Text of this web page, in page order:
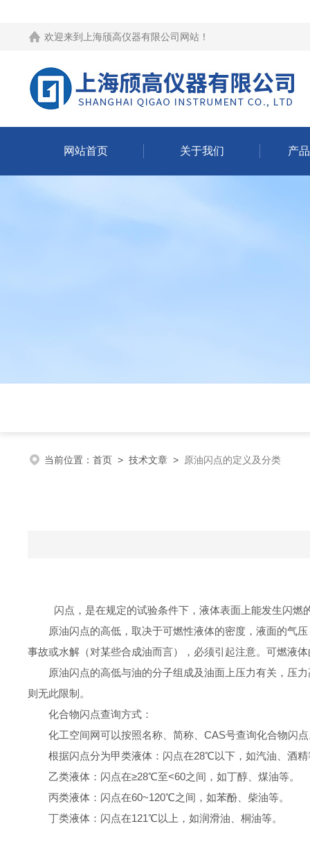
欢迎来到 上海颀高仪器有限公司网站 ！
网站首页 关于我们 产
当前位置： 首页 > 技术文章 > 原油闪点的定义及分类
闪点，是在规定的试验条件下，液体表面上能发生闪
原油闪点的高低，取决于可燃性液体的密度，液面的气
事故或水解（对某些合成油而言），必须引起注意。可燃液
原油闪点的高低与油的分子组成及油面上压力有关，压
则无此限制。
化合物闪点查询方式：
化工空间网可以按照名称、简称、CAS号查询化合物闪
根据闪点分为甲类液体：闪点在28℃以下，如汽油、酒精
乙类液体：闪点在≥28℃至<60之间，如丁醇、煤油等。
丙类液体：闪点在60~120℃之间，如苯酚、柴油等。
丁类液体：闪点在121℃以上，如润滑油、桐油等。